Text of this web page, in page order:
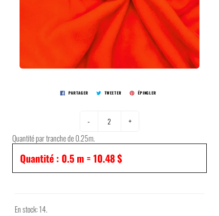
PARTAGER TWEETER ÉPINGLER
-
+
Quantité par tranche de 0.25m.
Quantité : 0.5 m = 10.48 $
En stock: 14.